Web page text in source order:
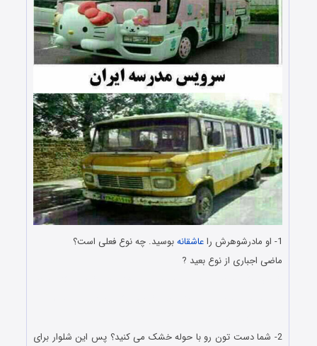
1- او مادرشوهرش را عاشقانهبوسید. چه نوع فعلی است؟
ماضی اجباری از نوع بعید ?
2- شما دست تون رو با حوله خشک می کنید؟ پس این شلوار برای